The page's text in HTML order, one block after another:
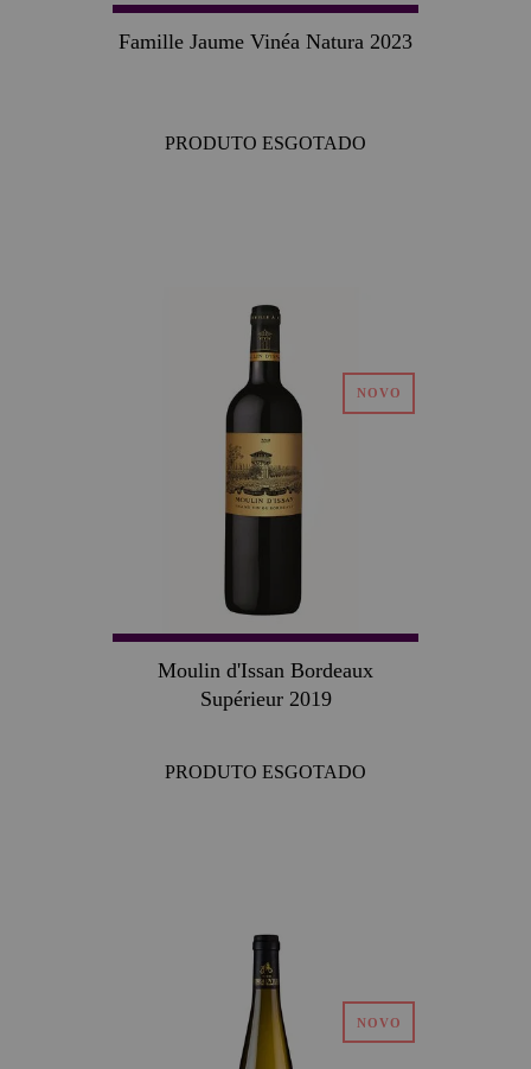
Famille Jaume Vinéa Natura 2023
PRODUTO ESGOTADO
Moulin d'Issan Bordeaux
Supérieur 2019
PRODUTO ESGOTADO